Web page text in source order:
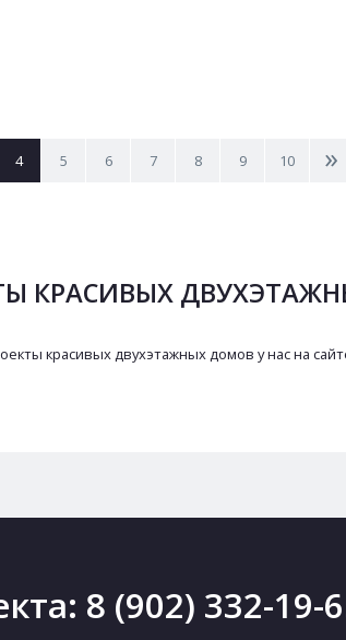
4 5 6 7 8 9 10 >
КРАСИВЫХ
красивых двухэтажных домов у нас на
8 (902) 332-19-